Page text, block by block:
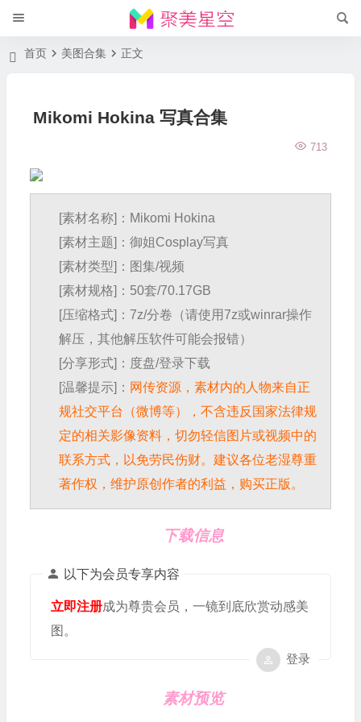
首页 美图合集 正文
Mikomi Hokina 写真合集
713
[素材名称]：Mikomi Hokina
[素材主题]：御姐Cosplay写真
[素材类型]：图集/视频
[素材规格]：50套/70.17GB
[压缩格式]：7z/分卷（请使用7z或winrar操作
解压，其他解压软件可能会报错）
[分享形式]：度盘/登录下载
[温馨提示]： 网传资源，素材内的人物来自正
规社交平台（微博等），不含违反国家法律规
定的相关影像资料，切勿轻信图片或视频中的
联系方式，以免劳民伤财。建议各位老湿尊重
著作权，维护原创作者的利益，购买正版。
下载信息
以下为会员专享内容
立即注册成为尊贵会员，一镜到底欣赏动感美
图。
登录
素材预览